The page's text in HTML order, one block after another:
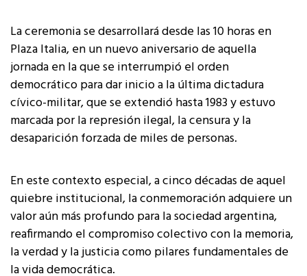
La ceremonia se desarrollará desde las 10 horas en
Plaza Italia, en un nuevo aniversario de aquella
jornada en la que se interrumpió el orden
democrático para dar inicio a la última dictadura
cívico-militar, que se extendió hasta 1983 y estuvo
marcada por la represión ilegal, la censura y la
desaparición forzada de miles de personas.
En este contexto especial, a cinco décadas de aquel
quiebre institucional, la conmemoración adquiere un
valor aún más profundo para la sociedad argentina,
reafirmando el compromiso colectivo con la memoria,
la verdad y la justicia como pilares fundamentales de
la vida democrática.